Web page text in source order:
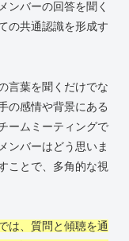
ンバーの回答を聞く
の共通認識を形成す
言葉を聞くだけでな
の感情や背景にある
ームミーティングで
ンバーはどう思いま
ことで、多角的な視
は、質問と傾聴を通